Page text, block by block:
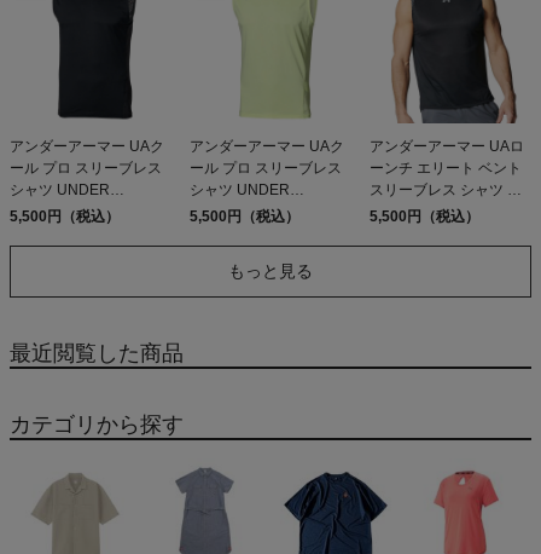
アンダーアーマー UAク
ール プロ スリーブレス
シャツ UNDER
ARMOUR UA Cool Pro
5,500円（税込）
アンダーアーマー UAク
ール プロ スリーブレス
シャツ UNDER
ARMOUR UA Cool Pro
5,500円（税込）
アンダーアーマー UAロ
ーンチ エリート ベント
スリーブレス シャツ ス
ポーツ トレーニング タ
5,500円（税込）
もっと見る
最近閲覧した商品
カテゴリから探す